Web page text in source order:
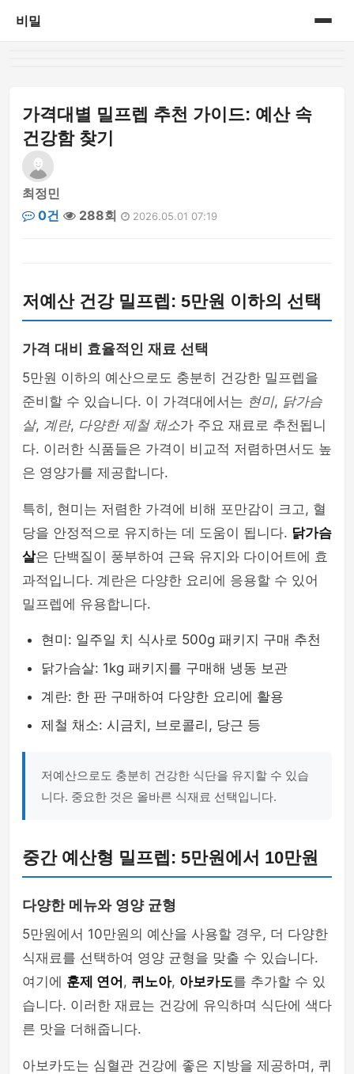
비밀
가격대별 밀프렙 추천 가이드: 예산 속
건강함 찾기
최정민
0건
288회 2026.05.01 07:19
저예산 건강 밀프렙: 5만원 이하의 선택
가격 대비 효율적인 재료 선택
5만원 이하의 예산으로도 충분히 건강한 밀프렙을
준비할 수 있습니다. 이 가격대에서는 현미, 닭가슴
살, 계란, 다양한 제철 채소가 주요 재료로 추천됩니
다. 이러한 식품들은 가격이 비교적 저렴하면서도 높
은 영양가를 제공합니다.
특히, 현미는 저렴한 가격에 비해 포만감이 크고, 혈
당을 안정적으로 유지하는 데 도움이 됩니다. 닭가슴
살은 단백질이 풍부하여 근육 유지와 다이어트에 효
과적입니다. 계란은 다양한 요리에 응용할 수 있어
밀프렙에 유용합니다.
현미: 일주일 치 식사로 500g 패키지 구매 추천
닭가슴살: 1kg 패키지를 구매해 냉동 보관
계란: 한 판 구매하여 다양한 요리에 활용
제철 채소: 시금치, 브로콜리, 당근 등
저예산으로도 충분히 건강한 식단을 유지할 수 있습
니다. 중요한 것은 올바른 식재료 선택입니다.
중간 예산형 밀프렙: 5만원에서 10만원
다양한 메뉴와 영양 균형
5만원에서 10만원의 예산을 사용할 경우, 더 다양한
식재료를 선택하여 영양 균형을 맞출 수 있습니다.
여기에 훈제 연어 , 퀴노아, 아보카도를 추가할 수 있
습니다. 이러한 재료는 건강에 유익하며 식단에 색다
른 맛을 더해줍니다.
아보카도는 심혈관 건강에 좋은 지방을 제공하며, 퀴